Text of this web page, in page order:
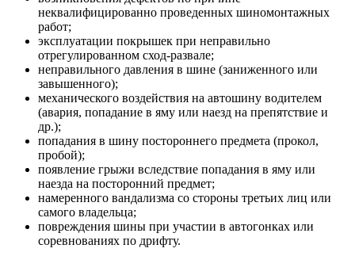
неквалифицированно проведенных шиномонтажных
работ;
эксплуатации покрышек при неправильно
отрегулированном сход-развале;
неправильного давления в шине (заниженного или
завышенного);
механического воздействия на автошину водителем
(авария, попадание в яму или наезд на препятствие и
др.);
попадания в шину постороннего предмета (прокол,
пробой);
появление грыжи вследствие попадания в яму или
наезда на посторонний предмет;
намеренного вандализма со стороны третьих лиц или
самого владельца;
повреждения шины при участии в автогонках или
соревнованиях по дрифту.